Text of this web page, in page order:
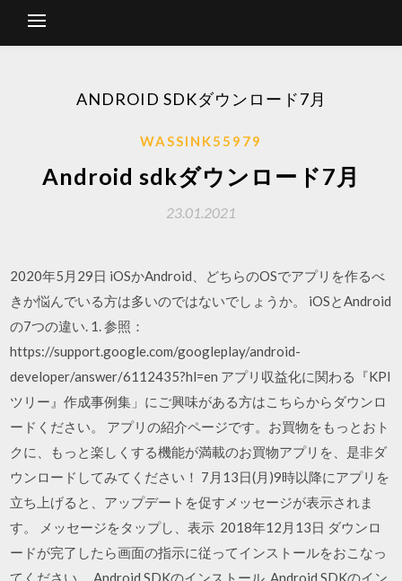
ANDROID SDKダウンロード7月
WASSINK55979
Android sdkダウンロード7月
23.01.2021
2020年5月29日 iOSかAndroid、どちらのOSでアプリを作るべ
きか悩んでいる方は多いのではないでしょうか。 iOSとAndroid
の7つの違い. 1. 参照：
https://support.google.com/googleplay/android-
developer/answer/6112435?hl=en アプリ収益化に関わる『KPI
ツリー』作成事例集」にご興味がある方はこちらからダウンロ
ードください。 アプリの紹介ページです。お買物をもっとおト
クに、もっと楽しくする機能が満載のお買物アプリを、是非ダ
ウンロードしてみてください！ 7月13日(月)9時以降にアプリを
立ち上げると、アップデートを促すメッセージが表示されま
す。 メッセージをタップし、表示 2018年12月13日 ダウンロ
ードが完了したら画面の指示に従ってインストールをおこなっ
てください。 Android SDKのインストール. Android SDKのイン